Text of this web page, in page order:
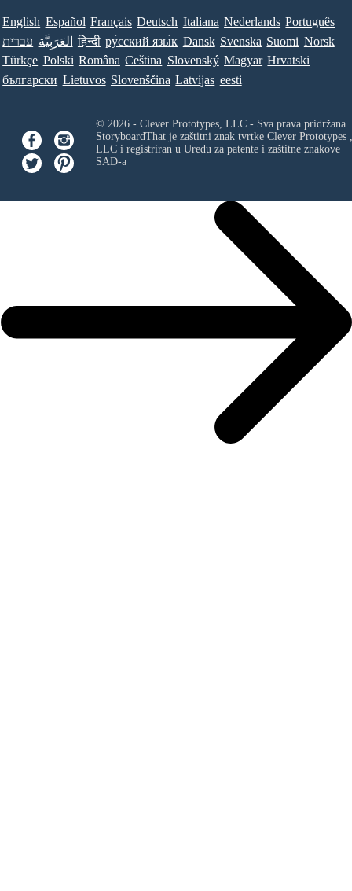
English Español Français Deutsch Italiana Nederlands Português
עברית العَرَبِيَّة हिन्दी ру́сский язы́к Dansk Svenska Suomi Norsk
Türkçe Polski Româna Ceština Slovenský Magyar Hrvatski
български Lietuvos Slovenščina Latvijas eesti
© 2026 - Clever Prototypes, LLC - Sva prava pridržana.
StoryboardThat je zaštitni znak tvrtke Clever Prototypes ,
LLCi registriran u Uredu za patente i zaštitne znakove
SAD-a